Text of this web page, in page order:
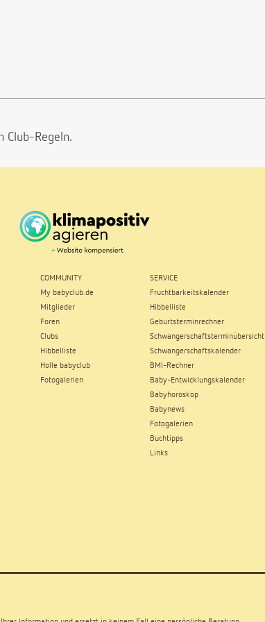
Club-Regeln.
COMMUNITY
My babyclub.de
Mitglieder
Foren
Clubs
Hibbelliste
Holle babyclub
Fotogalerien
SERVICE
Fruchtbarkeitskalender
Hibbelliste
Geburtsterminrechner
Schwangerschaftsterminübersicht
Schwangerschaftskalender
BMI-Rechner
Baby-Entwicklungskalender
Babyhoroskop
Babynews
Fotogalerien
Buchtipps
Links